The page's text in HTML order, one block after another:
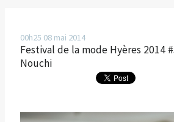
00h25 08 mai 2014
Festival de la mode Hyères 2014
Nouchi